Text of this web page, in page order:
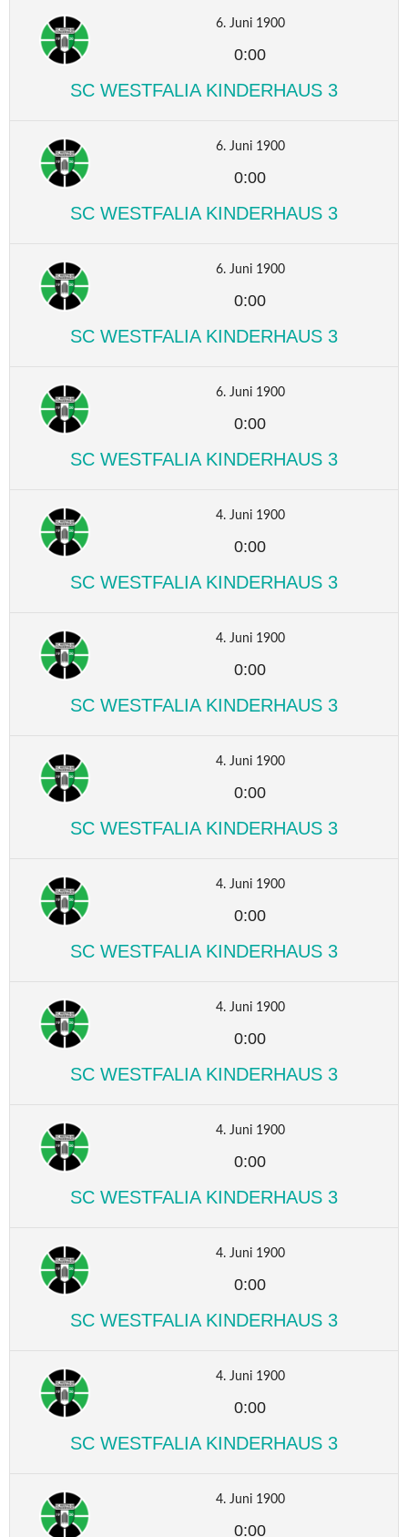
6. Juni 1900
0:00
SC WESTFALIA KINDERHAUS 3
6. Juni 1900
0:00
SC WESTFALIA KINDERHAUS 3
6. Juni 1900
0:00
SC WESTFALIA KINDERHAUS 3
6. Juni 1900
0:00
SC WESTFALIA KINDERHAUS 3
4. Juni 1900
0:00
SC WESTFALIA KINDERHAUS 3
4. Juni 1900
0:00
SC WESTFALIA KINDERHAUS 3
4. Juni 1900
0:00
SC WESTFALIA KINDERHAUS 3
4. Juni 1900
0:00
SC WESTFALIA KINDERHAUS 3
4. Juni 1900
0:00
SC WESTFALIA KINDERHAUS 3
4. Juni 1900
0:00
SC WESTFALIA KINDERHAUS 3
4. Juni 1900
0:00
SC WESTFALIA KINDERHAUS 3
4. Juni 1900
0:00
SC WESTFALIA KINDERHAUS 3
4. Juni 1900
0:00